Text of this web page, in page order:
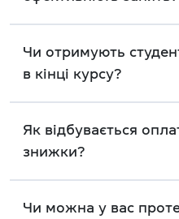
Чи отримують
в кінці курсу?
Як відбувається
знижки?
Чи можна у вас